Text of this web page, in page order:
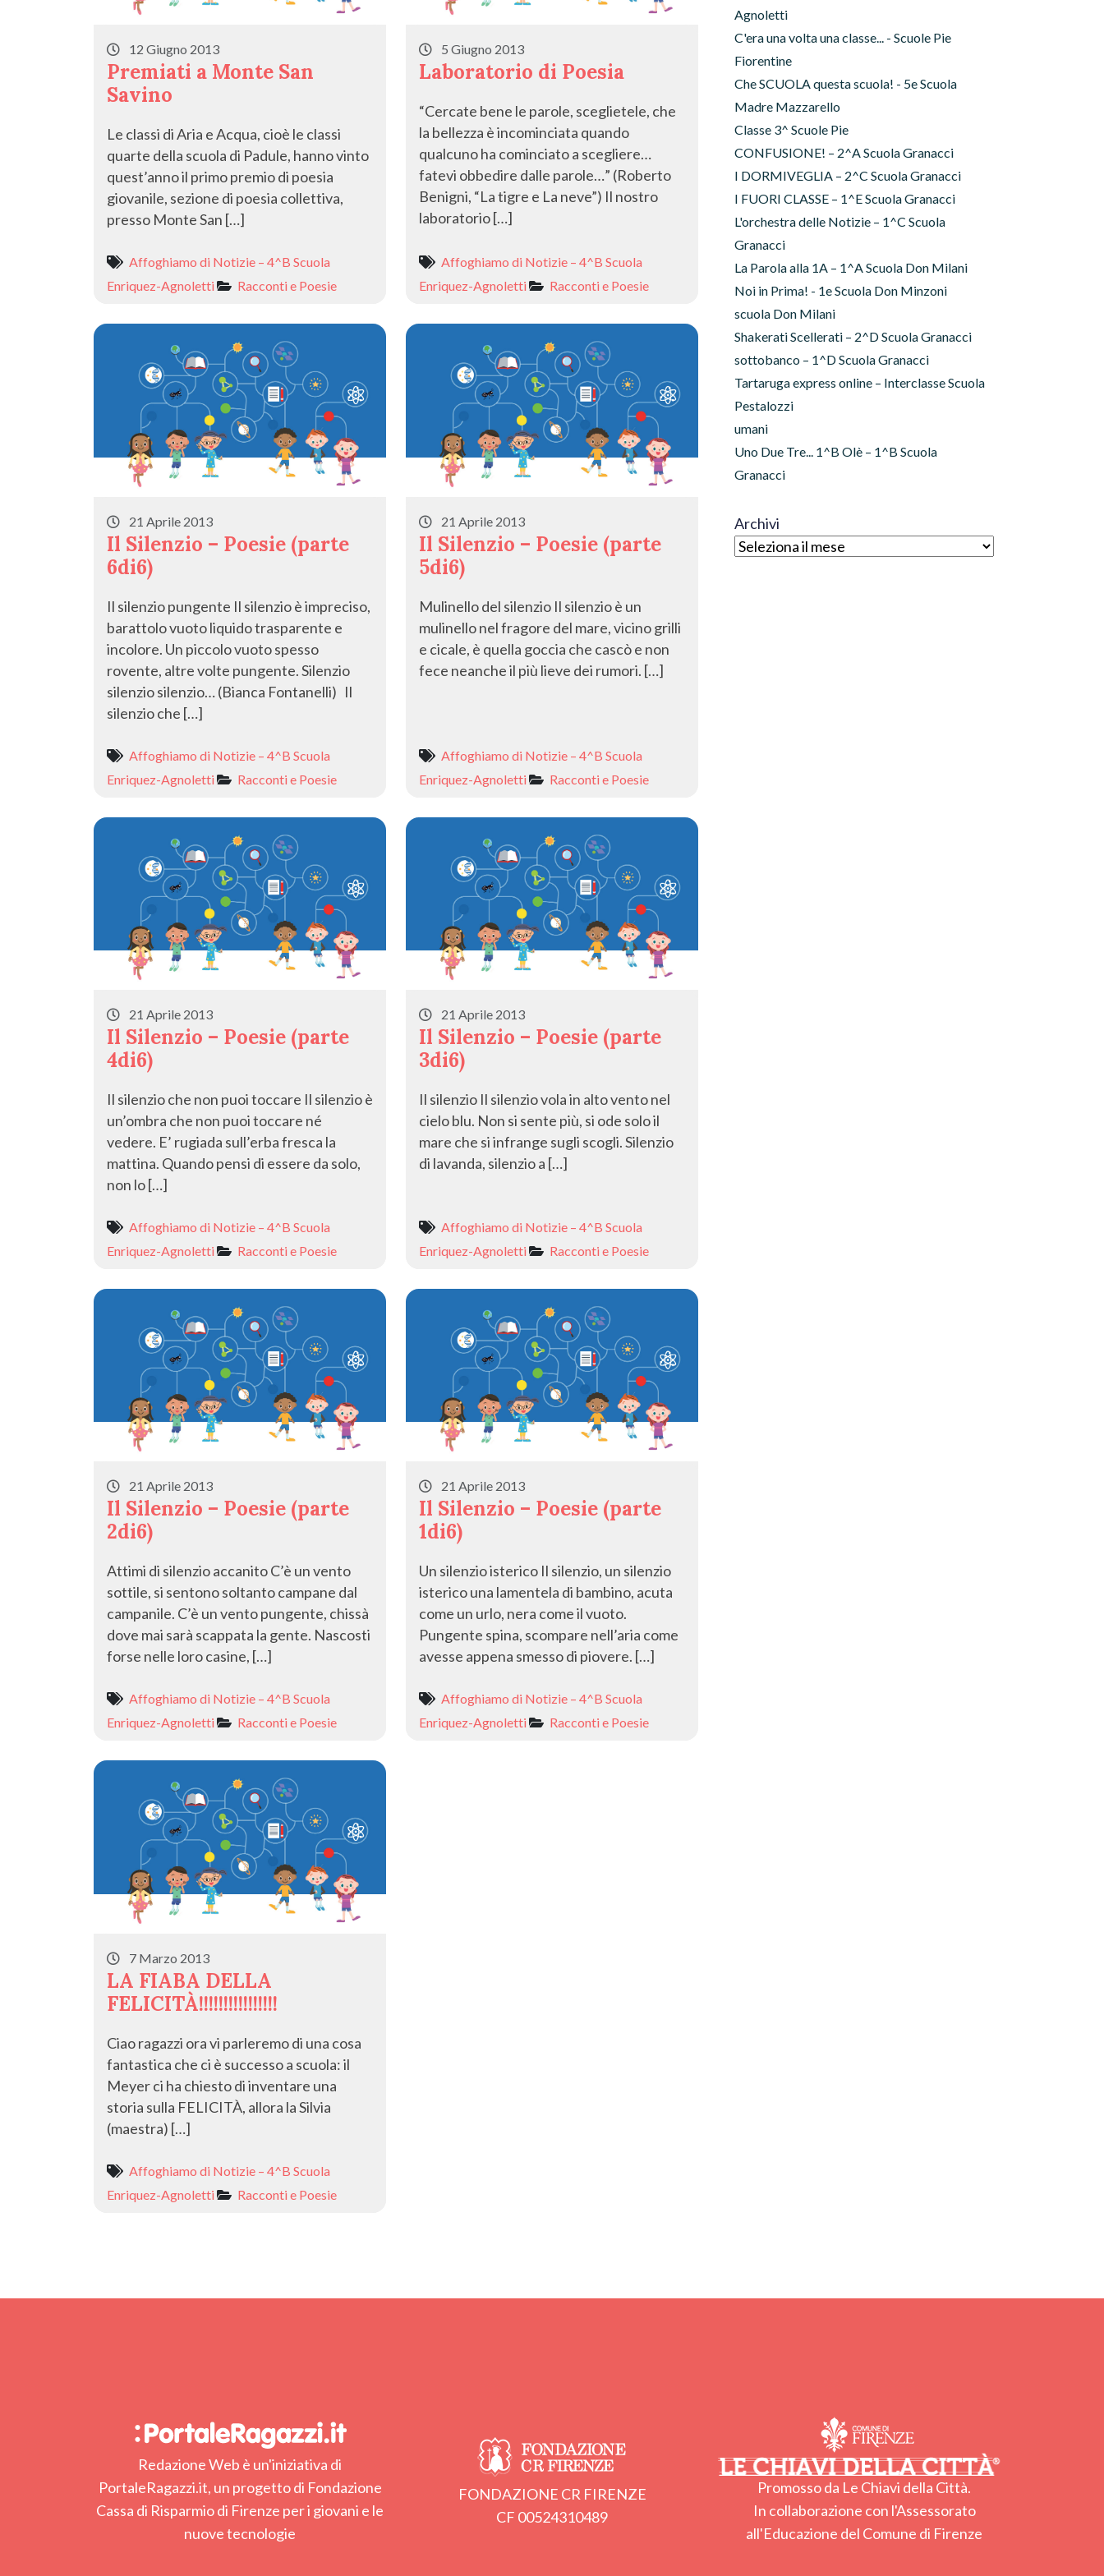
12 Giugno 2013
Premiati a Monte San
Savino
Le classi di Aria e Acqua, cioè le classi
quarte della scuola di Padule, hanno vinto
quest’anno il primo premio di poesia
giovanile, sezione di poesia collettiva,
presso Monte San […]
Affoghiamo di Notizie – 4^B Scuola
Enriquez-Agnoletti
Racconti e Poesie
5 Giugno 2013
Laboratorio di Poesia
“Cercate bene le parole, sceglietele, che
la bellezza è incominciata quando
qualcuno ha cominciato a scegliere…
fatevi obbedire dalle parole…” (Roberto
Benigni, “La tigre e La neve”) Il nostro
laboratorio […]
Affoghiamo di Notizie – 4^B Scuola
Enriquez-Agnoletti
Racconti e Poesie
21 Aprile 2013
Il Silenzio – Poesie (parte
6di6)
Il silenzio pungente Il silenzio è impreciso,
barattolo vuoto liquido trasparente e
incolore. Un piccolo vuoto spesso
rovente, altre volte pungente. Silenzio
silenzio silenzio… (Bianca Fontanelli) Il
silenzio che […]
Affoghiamo di Notizie – 4^B Scuola
Enriquez-Agnoletti
Racconti e Poesie
21 Aprile 2013
Il Silenzio – Poesie (parte
5di6)
Mulinello del silenzio Il silenzio è un
mulinello nel fragore del mare, vicino grilli
e cicale, è quella goccia che cascò e non
fece neanche il più lieve dei rumori. […]
Affoghiamo di Notizie – 4^B Scuola
Enriquez-Agnoletti
Racconti e Poesie
21 Aprile 2013
Il Silenzio – Poesie (parte
4di6)
Il silenzio che non puoi toccare Il silenzio è
un’ombra che non puoi toccare né
vedere. E’ rugiada sull’erba fresca la
mattina. Quando pensi di essere da solo,
non lo […]
Affoghiamo di Notizie – 4^B Scuola
Enriquez-Agnoletti
Racconti e Poesie
21 Aprile 2013
Il Silenzio – Poesie (parte
3di6)
Il silenzio Il silenzio vola in alto vento nel
cielo blu. Non si sente più, si ode solo il
mare che si infrange sugli scogli. Silenzio
di lavanda, silenzio a […]
Affoghiamo di Notizie – 4^B Scuola
Enriquez-Agnoletti
Racconti e Poesie
21 Aprile 2013
Il Silenzio – Poesie (parte
2di6)
Attimi di silenzio accanito C’è un vento
sottile, si sentono soltanto campane dal
campanile. C’è un vento pungente, chissà
dove mai sarà scappata la gente. Nascosti
forse nelle loro casine, […]
Affoghiamo di Notizie – 4^B Scuola
Enriquez-Agnoletti
Racconti e Poesie
21 Aprile 2013
Il Silenzio – Poesie (parte
1di6)
Un silenzio isterico Il silenzio, un silenzio
isterico una lamentela di bambino, acuta
come un urlo, nera come il vuoto.
Pungente spina, scompare nell’aria come
avesse appena smesso di piovere. […]
Affoghiamo di Notizie – 4^B Scuola
Enriquez-Agnoletti
Racconti e Poesie
7 Marzo 2013
LA FIABA DELLA
FELICITÀ!!!!!!!!!!!!!!!!
Ciao ragazzi ora vi parleremo di una cosa
fantastica che ci è successo a scuola: il
Meyer ci ha chiesto di inventare una
storia sulla FELICITÀ, allora la Silvia
(maestra) […]
Affoghiamo di Notizie – 4^B Scuola
Enriquez-Agnoletti
Racconti e Poesie
Agnoletti
C'era una volta una classe... - Scuole Pie
Fiorentine
Che SCUOLA questa scuola! - 5e Scuola
Madre Mazzarello
Classe 3^ Scuole Pie
CONFUSIONE! – 2^A Scuola Granacci
I DORMIVEGLIA – 2^C Scuola Granacci
I FUORI CLASSE – 1^E Scuola Granacci
L'orchestra delle Notizie – 1^C Scuola
Granacci
La Parola alla 1A – 1^A Scuola Don Milani
Noi in Prima! - 1e Scuola Don Minzoni
scuola Don Milani
Shakerati Scellerati – 2^D Scuola Granacci
sottobanco – 1^D Scuola Granacci
Tartaruga express online – Interclasse Scuola
Pestalozzi
umani
Uno Due Tre... 1^B Olè – 1^B Scuola
Granacci
Archivi
Redazione Web è un'iniziativa di
PortaleRagazzi.it, un progetto di Fondazione
Cassa di Risparmio di Firenze per i giovani e le
nuove tecnologie
FONDAZIONE CR FIRENZE
CF 00524310489
Promosso da Le Chiavi della Città.
In collaborazione con l'Assessorato
all'Educazione del Comune di Firenze